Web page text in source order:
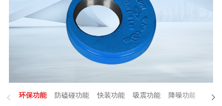
环保功能 防磕碰功能 快装功能 吸震功能 降噪功能 性

